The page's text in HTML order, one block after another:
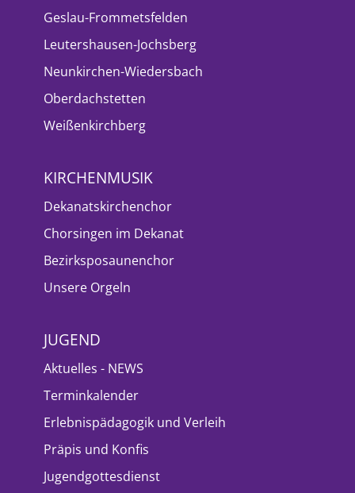
Geslau-Frommetsfelden
Leutershausen-Jochsberg
Neunkirchen-Wiedersbach
Oberdachstetten
Weißenkirchberg
KIRCHENMUSIK
Dekanatskirchenchor
Chorsingen im Dekanat
Bezirksposaunenchor
Unsere Orgeln
JUGEND
Aktuelles - NEWS
Terminkalender
Erlebnispädagogik und Verleih
Präpis und Konfis
Jugendgottesdienst